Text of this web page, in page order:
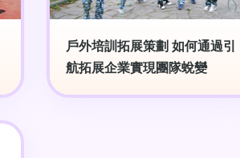
戶外培訓拓展策劃 如何通過引
航拓展企業實現團隊蛻變